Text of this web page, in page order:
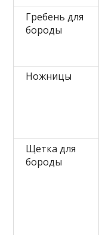
Гребень для
бороды
Ножницы
Щетка для
бороды